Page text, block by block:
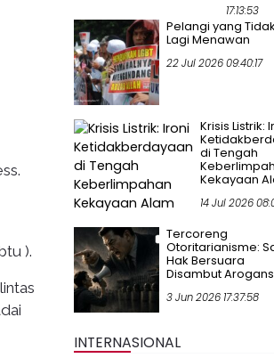
).
17:13:53
Pelangi yang Tidak
Lagi Menawan
22 Jul 2026 09:40:17
Krisis Listrik:
di Tengah
Kekayaan
14 Jul 2026
Tercoreng
Otoritarianisme:
Hak Bersuara
Disambut
3 Jun 2026 17:37:58
INTERNASIONAL